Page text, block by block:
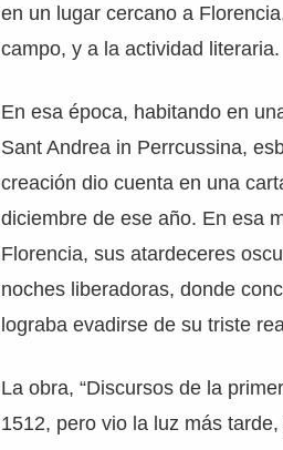
en un lugar cercano a
campo, y a la actividad literaria.
En esa época, habitando en
Sant Andrea in Perrcussina,
creación dio cuenta en una
diciembre de ese año. En esa
Florencia, sus atardeceres
noches liberadoras, donde
lograba evadirse de su triste
La obra, “Discursos de la
1512, pero vio la luz más